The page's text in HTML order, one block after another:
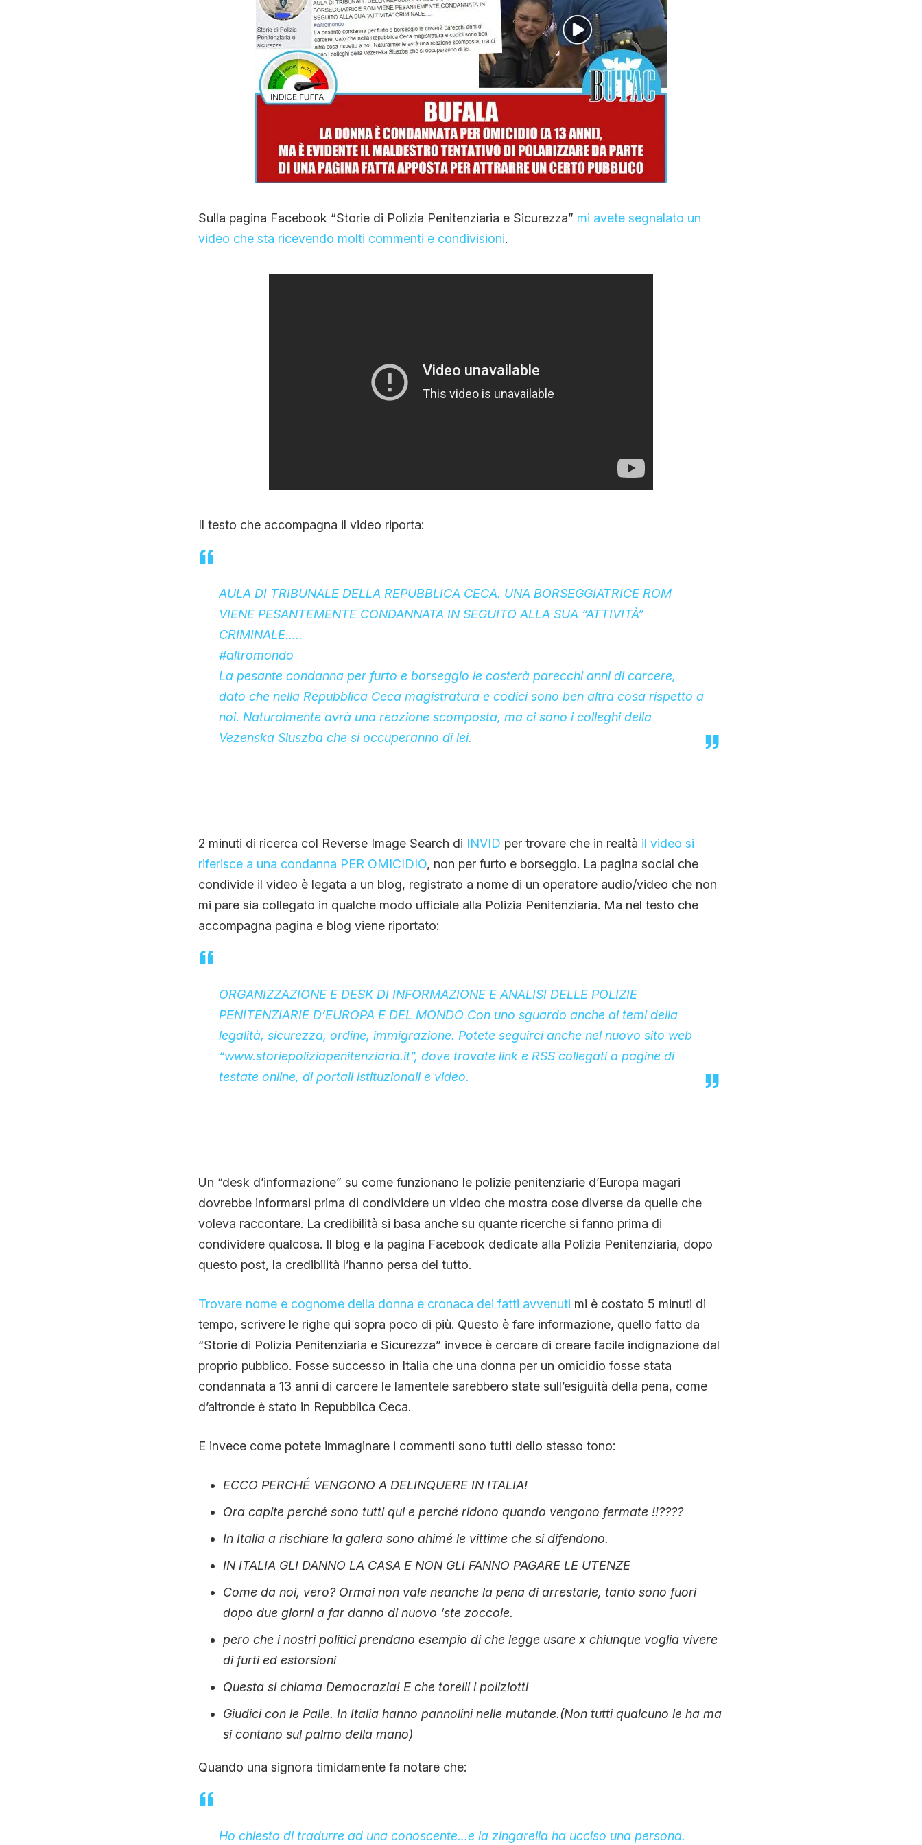
CONTATTI
CHI SIAMO
Sulla pagina Facebook “Storie di Polizia Penitenziaria e Sicurezza” mi avete segnalato un
video che sta ricevendo molti commenti e condivisioni.
Il testo che accompagna il video riporta:
AULA DI TRIBUNALE DELLA REPUBBLICA CECA. UNA BORSEGGIATRICE ROM
VIENE PESANTEMENTE CONDANNATA IN SEGUITO ALLA SUA “ATTIVITÀ”
CRIMINALE…..
#altromondo
La pesante condanna per furto e borseggio le costerà parecchi anni di carcere,
dato che nella Repubblica Ceca magistratura e codici sono ben altra cosa rispetto a
noi. Naturalmente avrà una reazione scomposta, ma ci sono i colleghi della
Vezenska Sluszba che si occuperanno di lei.
2 minuti di ricerca col Reverse Image Search di INVID per trovare che in realtà il video si
riferisce a una condanna PER OMICIDIO, non per furto e borseggio. La pagina social che
condivide il video è legata a un blog, registrato a nome di un operatore audio/video che non
mi pare sia collegato in qualche modo ufficiale alla Polizia Penitenziaria. Ma nel testo che
accompagna pagina e blog viene riportato:
ORGANIZZAZIONE E DESK DI INFORMAZIONE E ANALISI DELLE POLIZIE
PENITENZIARIE D’EUROPA E DEL MONDO Con uno sguardo anche ai temi della
legalità, sicurezza, ordine, immigrazione. Potete seguirci anche nel nuovo sito web
“www.storiepoliziapenitenziaria.it”, dove trovate link e RSS collegati a pagine di
testate online, di portali istituzionali e video.
Un “desk d’informazione” su come funzionano le polizie penitenziarie d’Europa magari
dovrebbe informarsi prima di condividere un video che mostra cose diverse da quelle che
voleva raccontare. La credibilità si basa anche su quante ricerche si fanno prima di
condividere qualcosa. Il blog e la pagina Facebook dedicate alla Polizia Penitenziaria, dopo
questo post, la credibilità l’hanno persa del tutto.
Trovare nome e cognome della donna e cronaca dei fatti avvenuti mi è costato 5 minuti di
tempo, scrivere le righe qui sopra poco di più. Questo è fare informazione, quello fatto da
“Storie di Polizia Penitenziaria e Sicurezza” invece è cercare di creare facile indignazione dal
proprio pubblico. Fosse successo in Italia che una donna per un omicidio fosse stata
condannata a 13 anni di carcere le lamentele sarebbero state sull’esiguità della pena, come
d’altronde è stato in Repubblica Ceca.
E invece come potete immaginare i commenti sono tutti dello stesso tono:
ECCO PERCHÉ VENGONO A DELINQUERE IN ITALIA!
Ora capite perché sono tutti qui e perché ridono quando vengono fermate !!????
In Italia a rischiare la galera sono ahimé le vittime che si difendono.
IN ITALIA GLI DANNO LA CASA E NON GLI FANNO PAGARE LE UTENZE
Come da noi, vero? Ormai non vale neanche la pena di arrestarle, tanto sono fuori
dopo due giorni a far danno di nuovo ‘ste zoccole.
pero che i nostri politici prendano esempio di che legge usare x chiunque voglia vivere
di furti ed estorsioni
Questa si chiama Democrazia! E che torelli i poliziotti
Giudici con le Palle. In Italia hanno pannolini nelle mutande.(Non tutti qualcuno le ha ma
si contano sul palmo della mano)
Quando una signora timidamente fa notare che:
Ho chiesto di tradurre ad una conoscente…e la zingarella ha ucciso una persona.